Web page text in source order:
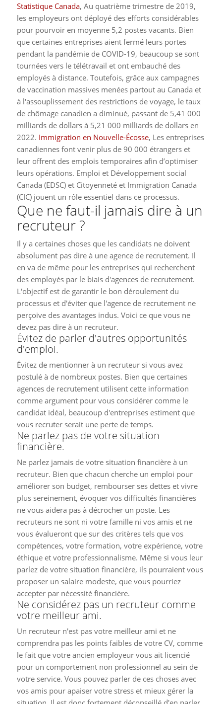
Statistique Canada, Au quatrième trimestre de 2019,
les employeurs ont déployé des efforts considérables
pour pourvoir en moyenne 5,2 postes vacants. Bien
que certaines entreprises aient fermé leurs portes
pendant la pandémie de COVID-19, beaucoup se sont
tournées vers le télétravail et ont embauché des
employés à distance. Toutefois, grâce aux campagnes
de vaccination massives menées partout au Canada et
à l'assouplissement des restrictions de voyage, le taux
de chômage canadien a diminué, passant de 5,41 000
milliards de dollars à 5,21 000 milliards de dollars en
2022. Immigration en Nouvelle-Écosse, Les entreprises
canadiennes font venir plus de 90 000 étrangers et
leur offrent des emplois temporaires afin d’optimiser
leurs opérations. Emploi et Développement social
Canada (EDSC) et Citoyenneté et Immigration Canada
(CIC) jouent un rôle essentiel dans ce processus.
Que ne faut-il jamais dire à un
recruteur ?
Il y a certaines choses que les candidats ne doivent
absolument pas dire à une agence de recrutement. Il
en va de même pour les entreprises qui recherchent
des employés par le biais d'agences de recrutement.
L'objectif est de garantir le bon déroulement du
processus et d'éviter que l'agence de recrutement ne
perçoive des avantages indus. Voici ce que vous ne
devez pas dire à un recruteur.
Évitez de parler d'autres opportunités
d'emploi.
Évitez de mentionner à un recruteur si vous avez
postulé à de nombreux postes. Bien que certaines
agences de recrutement utilisent cette information
comme argument pour vous considérer comme le
candidat idéal, beaucoup d'entreprises estiment que
vous recruter serait une perte de temps.
Ne parlez pas de votre situation
financière.
Ne parlez jamais de votre situation financière à un
recruteur. Bien que chacun cherche un emploi pour
améliorer son budget, rembourser ses dettes et vivre
plus sereinement, évoquer vos difficultés financières
ne vous aidera pas à décrocher un poste. Les
recruteurs ne sont ni votre famille ni vos amis et ne
vous évalueront que sur des critères tels que vos
compétences, votre formation, votre expérience, votre
éthique et votre professionnalisme. Même si vous leur
parlez de votre situation financière, ils pourraient vous
proposer un salaire modeste, que vous pourriez
accepter par nécessité financière.
Ne considérez pas un recruteur comme
votre meilleur ami.
Un recruteur n'est pas votre meilleur ami et ne
comprendra pas les points faibles de votre CV, comme
le fait que votre ancien employeur vous ait licencié
pour un comportement non professionnel au sein de
votre service. Vous pouvez parler de ces choses avec
vos amis pour apaiser votre stress et mieux gérer la